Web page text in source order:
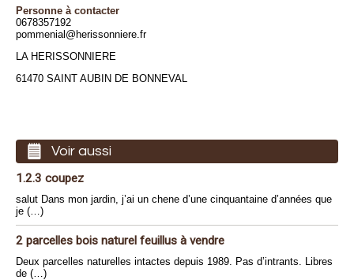
Personne à contacter
0678357192
pommenial@herissonniere.fr
LA HERISSONNIERE
61470 SAINT AUBIN DE BONNEVAL
Voir aussi
1.2.3 coupez
salut Dans mon jardin, j’ai un chene d’une cinquantaine d’années que
je (…)
2 parcelles bois naturel feuillus à vendre
Deux parcelles naturelles intactes depuis 1989. Pas d’intrants. Libres
de (…)